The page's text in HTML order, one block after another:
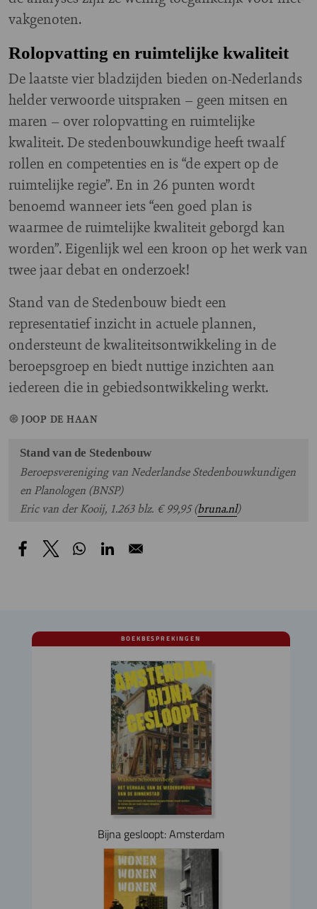
vakgenoten.
Rolopvatting en ruimtelijke kwaliteit
De laatste vier bladzijden bieden on-Nederlands
helder verwoorde uitspraken – geen mitsen en
maren – over rolopvatting en ruimtelijke
kwaliteit. De stedenbouwkundige heeft twaalf
rollen en competenties en is “de expert op de
ruimtelijke regie”. En in 26 punten wordt
benoemd wanneer iets “een goed plan is
waarmee de ruimtelijke kwaliteit geborgd kan
worden”. Eigenlijk wel een kroon op het werk van
twee jaar debat en onderzoek!
Stand van de Stedenbouw biedt een
representatief inzicht in actuele plannen,
ondersteunt de kwaliteitsontwikkeling in de
beroepsgroep en biedt nuttige inzichten aan
iedereen die in gebiedsontwikkeling werkt.
JOOP DE HAAN
Stand van de Stedenbouw
Beroepsvereniging van Nederlandse Stedenbouwkundigen
en Planologen (BNSP)
Eric van der Kooij, 1.263 blz. € 99,95 (bruna.nl)
BOEKBESPREKINGEN
Bijna gesloopt: Amsterdam